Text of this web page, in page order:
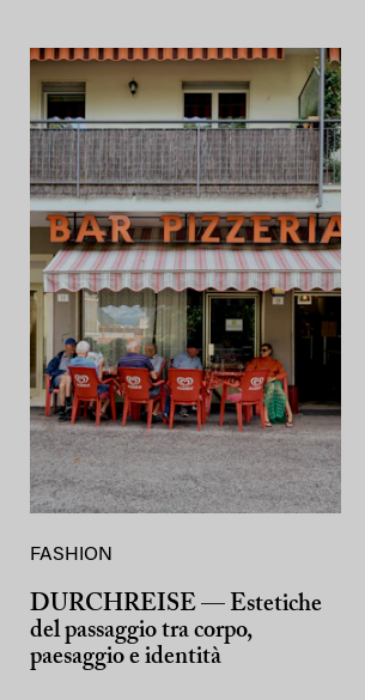
FASHION
DURCHREISE — Estetiche
del passaggio tra corpo,
paesaggio e identità